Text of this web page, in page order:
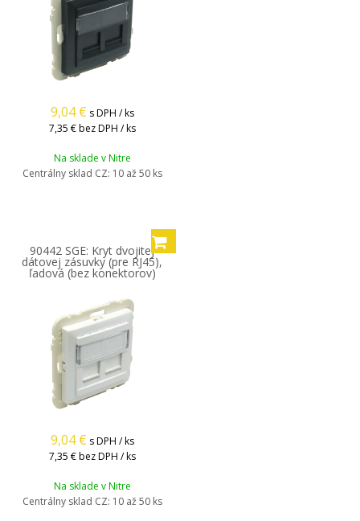
9,04 € s DPH / ks
7,35 € bez DPH / ks
Na sklade v Nitre
Centrálny sklad CZ: 10 až 50 ks
90442 SGE: Kryt dvojitej
dátovej zásuvky (pre RJ45),
ľadová (bez konektorov)
9,04 € s DPH / ks
7,35 € bez DPH / ks
Na sklade v Nitre
Centrálny sklad CZ: 10 až 50 ks